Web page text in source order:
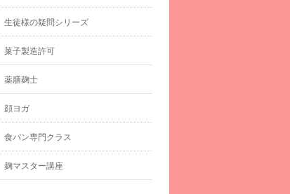
生徒様の疑問シリーズ
菓子製造許可
薬膳麹士
顔ヨガ
食パン専門クラス
麹マスター講座